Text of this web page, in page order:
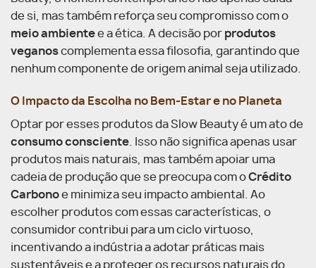
de si, mas também reforça seu compromisso com o
meio ambientee a ética. A decisão por produtos
veganoscomplementa essa filosofia, garantindo que
nenhum componente de origem animal seja utilizado.
O Impacto da Escolha no Bem-Estar e no Planeta
Optar por esses produtos da Slow Beauty é um ato de
consumo consciente . Isso não significa apenas usar
produtos mais naturais, mas também apoiar uma
cadeia de produção que se preocupa com oCrédito
Carbonoe minimiza seu impacto ambiental. Ao
escolher produtos com essas características, o
consumidor contribui para um ciclo virtuoso,
incentivando a indústria a adotar práticas mais
sustentáveis e a proteger os recursos naturais do